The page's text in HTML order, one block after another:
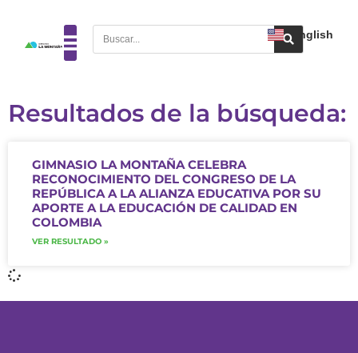
English
Resultados de la búsqueda:
GIMNASIO LA MONTAÑA CELEBRA
RECONOCIMIENTO DEL CONGRESO DE LA
REPÚBLICA A LA ALIANZA EDUCATIVA POR SU
APORTE A LA EDUCACIÓN DE CALIDAD EN
COLOMBIA
VER RESULTADO »